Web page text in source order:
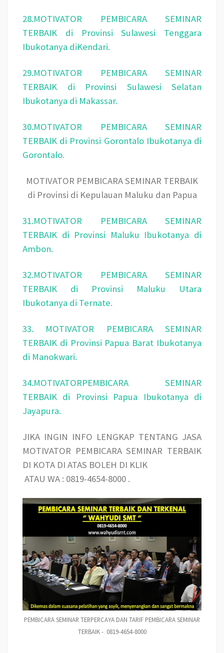
28.MOTIVATOR PEMBICARA SEMINAR
TERBAIK di Provinsi Sulawesi Tenggara
Ibukotanya diKendari.
29.MOTIVATOR PEMBICARA SEMINAR
TERBAIK di Provinsi Sulawesi Selatan
Ibukotanya di Makassar.
30.MOTIVATOR PEMBICARA SEMINAR
TERBAIK di Provinsi Gorontalo Ibukotanya di
Gorontalo.
MOTIVATOR PEMBICARA SEMINAR TERBAIK
di Provinsi di Kepulauan Maluku dan Papua
31.MOTIVATOR PEMBICARA SEMINAR
TERBAIK di Provinsi Maluku Ibukotanya di
Ambon.
32.MOTIVATOR PEMBICARA SEMINAR
TERBAIK di Provinsi Maluku Utara
Ibukotanya di Ternate.
33. MOTIVATOR PEMBICARA SEMINAR
TERBAIK di Provinsi Papua Barat Ibukotanya
di Manokwari.
34.MOTIVATORPEMBICARA SEMINAR
TERBAIK di Provinsi Papua Ibukotanya di
Jayapura.
JIKA INGIN INFO LENGKAP TENTANG JASA
MOTIVATOR PEMBICARA SEMINAR TERBAIK
DI KOTA DI ATAS BOLEH DI KLIK
ATAU WA : 0819-4654-8000 .
PEMBICARA SEMINAR TERPERCAYA DAN TARIF PEMBICARA SEMINAR
TERBAIK - 0819-4654-8000